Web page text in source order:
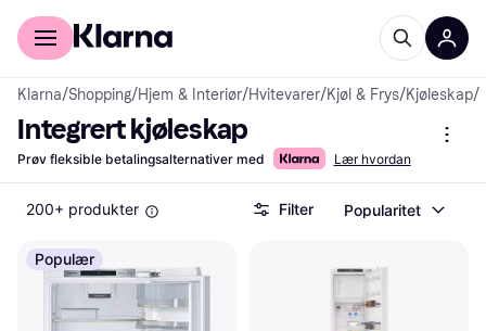
For kunder
Klarna/Shopping/Hjem & Interiør/Hvitevarer/Kjøl & Frys/Kjøleskap/
Integrert kjøleskap
Prøv fleksible betalingsalternativer med Lær hvordan
200+ produkter Filter Popularitet
Populær